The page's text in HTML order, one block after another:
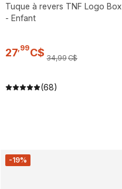
Tuque à revers TNF Logo Box
- Enfant
27 99C$ 34,99C$
(68)
-19%